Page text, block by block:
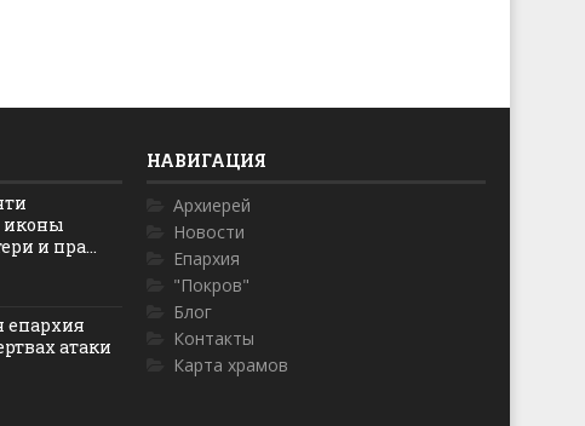
иконы
и пра...
епархия
атаки
НАВИГАЦИЯ
Архиерей
Новости
Епархия
"Покров"
Блог
Контакты
Карта храмов